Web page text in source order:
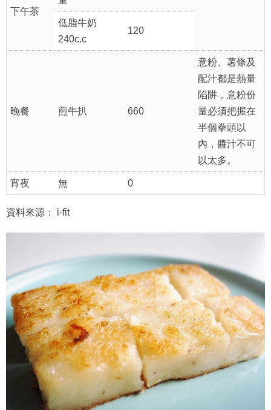
下午茶
低脂牛奶
240c.c
120
晚餐 煎牛扒 660
意粉、薯條及
配汁都是熱量
陷阱，意粉份
量必須把握在
半個拳頭以
內，醬汁不可
以太多。
宵夜 無 0
資料來源： i-fit